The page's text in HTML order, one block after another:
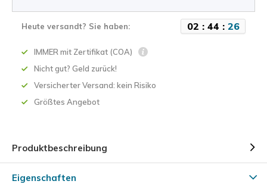
Heute versandt? Sie haben: 02 : 44 : 26
IMMER mit Zertifikat (COA)
Nicht gut? Geld zurück!
Versicherter Versand: kein Risiko
Größtes Angebot
Produktbeschreibung
Eigenschaften